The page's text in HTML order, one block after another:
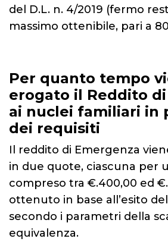
del D.L. n. 4/2019 (fermo
massimo ottenibile, pari a
Per quanto tempo
erogato il Reddito
ai nuclei familiari in
dei requisiti
Il reddito di Emergenza
in due quote, ciascuna per
compreso tra €.400,00 ed
ottenuto in base all’esito
secondo i parametri della
equivalenza.